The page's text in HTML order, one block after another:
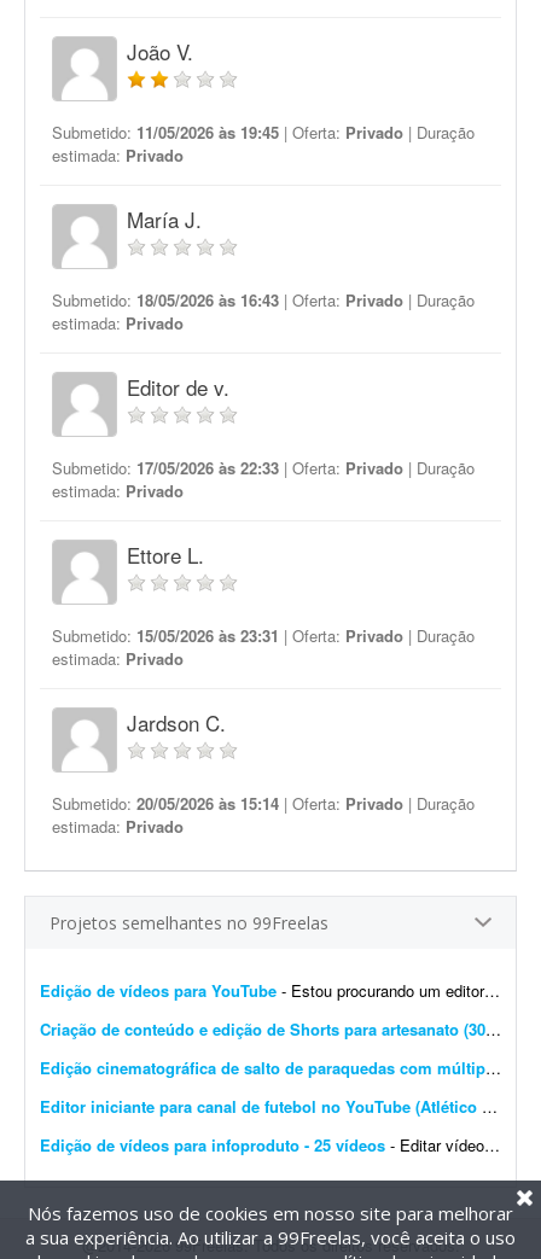
João V.
Submetido: 11/05/2026 às 19:45 | Oferta: Privado | Duração
estimada: Privado
María J.
Submetido: 18/05/2026 às 16:43 | Oferta: Privado | Duração
estimada: Privado
Editor de v.
Submetido: 17/05/2026 às 22:33 | Oferta: Privado | Duração
estimada: Privado
Ettore L.
Submetido: 15/05/2026 às 23:31 | Oferta: Privado | Duração
estimada: Privado
Jardson C.
Submetido: 20/05/2026 às 15:14 | Oferta: Privado | Duração
estimada: Privado
Projetos semelhantes no 99Freelas
Edição de vídeos para YouTube - Estou procurando um editor de vídeo para editar vídeos longos para YouTube. A edição não precisa ser muito sofisticada. Procuro algo simples, dinâmico e ag...
Criação de conteúdo e edição de Shorts para artesanato (30 vídeos/mês)
Edição cinematográfica de salto de paraquedas com múltiplas câmeras
Editor iniciante para canal de futebol no YouTube (Atlético Mineiro)
Edição de vídeos para infoproduto - 25 vídeos - Editar vídeos para o meu infoproduto/curso online. Deve saber manusear os principais editores de vídeo. - Produção e edição de 25 vídeos. - Experi&...
@2014-2026 99Freelas. Todos os direitos reservados.
Nós fazemos uso de cookies em nosso site para melhorar
a sua experiência. Ao utilizar a 99Freelas, você aceita o uso